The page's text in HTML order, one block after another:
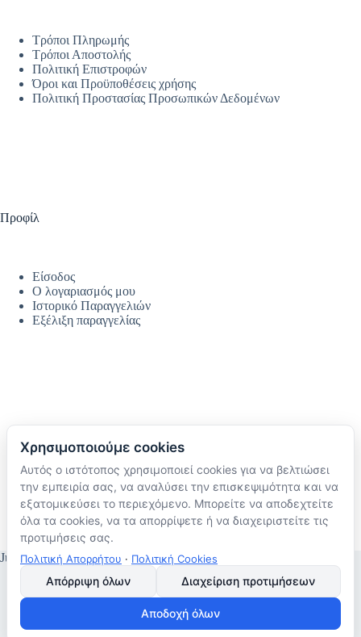
Τρόποι Πληρωμής
Τρόποι Αποστολής
Πολιτική Επιστροφών
Όροι και Προϋποθέσεις χρήσης
Πολιτική Προστασίας Προσωπικών Δεδομένων
Προφίλ
Είσοδος
Ο λογαριασμός μου
Ιστορικό Παραγγελιών
Εξέλιξη παραγγελίας
Ακολουθήστε μας
TikTok
Instagram
Facebook
JustMyHome © Copyright 2026
Χρησιμοποιούμε cookies
Αυτός ο ιστότοπος χρησιμοποιεί cookies για να βελτιώσει
την εμπειρία σας, να αναλύσει την επισκεψιμότητα και να
εξατομικεύσει το περιεχόμενο. Μπορείτε να αποδεχτείτε
όλα τα cookies, να τα απορρίψετε ή να διαχειριστείτε τις
προτιμήσεις σας.
Πολιτική Απορρήτου · Πολιτική Cookies
Απόρριψη όλων Διαχείριση προτιμήσεων
Αποδοχή όλων